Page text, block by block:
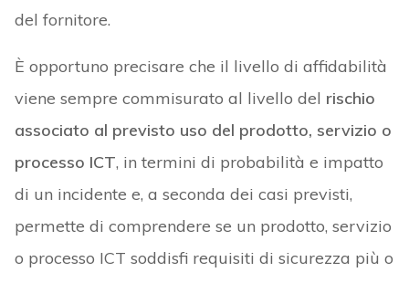
del fornitore.
È opportuno precisare che il livello di affidabilità
viene sempre commisurato al livello del rischio
associato al previsto uso del prodotto, servizio o
processo ICT, in termini di probabilità e impatto
di un incidente e, a seconda dei casi previsti,
permette di comprendere se un prodotto, servizio
o processo ICT soddisfi requisiti di sicurezza più o